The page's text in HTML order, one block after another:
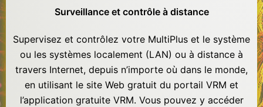
Surveillance et contrôle à distance
Supervisez et contrôlez votre MultiPlus et le système
ou les systèmes localement (LAN) ou à distance à
travers Internet, depuis n’importe où dans le monde,
en utilisant le site Web gratuit du portail VRM et
l’application gratuite VRM. Vous pouvez y accéder